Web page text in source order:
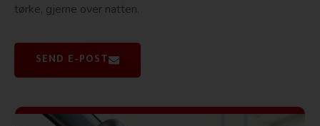
tørke, gjerne over natten.
SEND E-POST